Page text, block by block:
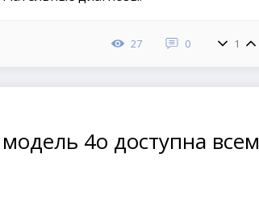
27 0 1
4o доступна всем